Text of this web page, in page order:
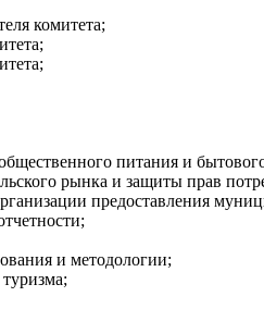
комитета;
питания и
рынка и защиты прав
предоставления
и методологии;